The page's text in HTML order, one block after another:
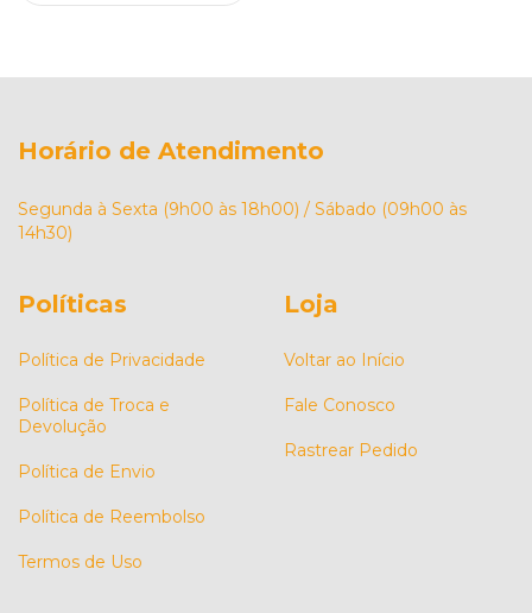
Horário de Atendimento
Segunda à Sexta (9h00 às 18h00) / Sábado (09h00 às
14h30)
Políticas
Política de Privacidade
Política de Troca e
Devolução
Política de Envio
Política de Reembolso
Termos de Uso
Loja
Voltar ao Início
Fale Conosco
Rastrear Pedido